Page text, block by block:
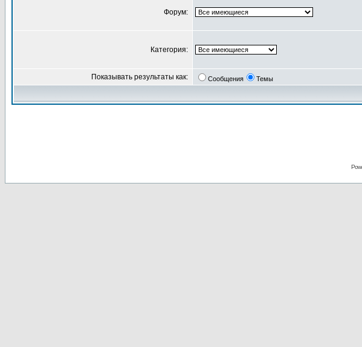
Форум:
Категория:
Показывать результаты как: Сообщения Темы